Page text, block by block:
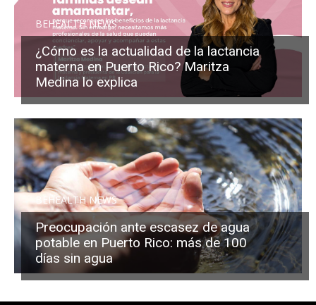
BEHEALTH NEWS
¿Cómo es la actualidad de la lactancia
materna en Puerto Rico? Maritza
Medina lo explica
BEHEALTH NEWS
Preocupación ante escasez de agua
potable en Puerto Rico: más de 100
días sin agua